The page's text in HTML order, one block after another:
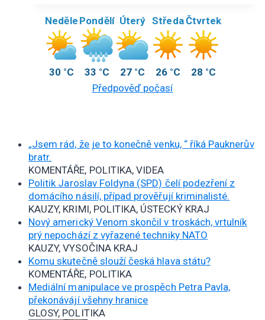
Neděle
30 °C
Pondělí
33 °C
Úterý
27 °C
Středa
26 °C
Čtvrtek
28 °C
Předpověď počasí
„Jsem rád, že je to konečně venku, “ říká Pauknerův
bratr.
KOMENTÁŘE, POLITIKA, VIDEA
Politik Jaroslav Foldyna (SPD) čelí podezření z
domácího násilí, případ prověřují kriminalisté.
KAUZY, KRIMI, POLITIKA, ÚSTECKÝ KRAJ
Nový americký Venom skončil v troskách, vrtulník
prý nepochází z vyřazené techniky NATO
KAUZY, VYSOČINA KRAJ
Komu skutečně slouží česká hlava státu?
KOMENTÁŘE, POLITIKA
Mediální manipulace ve prospěch Petra Pavla,
překonávájí všehny hranice
GLOSY, POLITIKA